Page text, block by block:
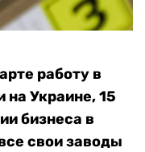
работу в
на Украине, 15
бизнеса в
свои заводы